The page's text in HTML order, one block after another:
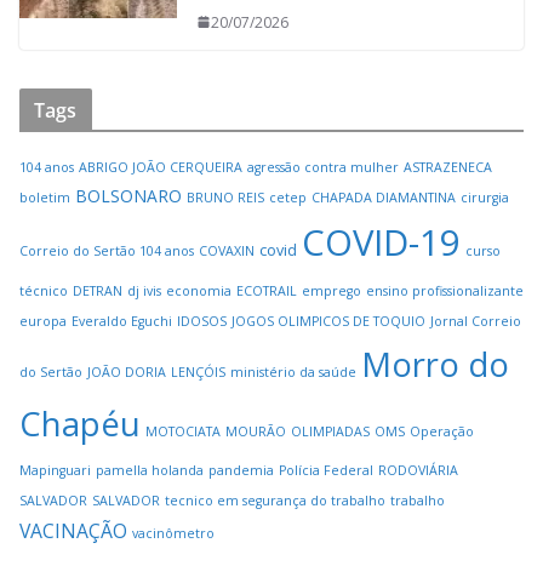
20/07/2026
Tags
104 anos ABRIGO JOÃO CERQUEIRA agressão contra mulher ASTRAZENECA
boletim BOLSONARO BRUNO REIS cetep CHAPADA DIAMANTINA cirurgia
Correio do Sertão 104 anos COVAXIN covid COVID-19 curso
técnico DETRAN dj ivis economia ECOTRAIL emprego ensino profissionalizante
europa Everaldo Eguchi IDOSOS JOGOS OLIMPICOS DE TOQUIO Jornal Correio
do Sertão JOÃO DORIA LENÇÓIS ministério da saúde Morro do
Chapéu MOTOCIATA MOURÃO OLIMPIADAS OMS Operação
Mapinguari pamella holanda pandemia Polícia Federal RODOVIÁRIA
SALVADOR SALVADOR tecnico em segurança do trabalho trabalho
VACINAÇÃO vacinômetro